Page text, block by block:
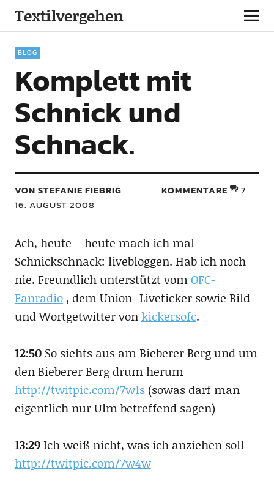
Textilvergehen
BLOG
Komplett mit
Schnick und
Schnack.
VON STEFANIE FIEBRIG
16. AUGUST 2008
KOMMENTARE 7
Ach, heute – heute mach ich mal
Schnickschnack: livebloggen. Hab ich noch
nie. Freundlich unterstützt vom OFC-
Fanradio, dem Union- Liveticker sowie Bild-
und Wortgetwitter von kickersofc.
12:50So siehts aus am Bieberer Berg und um
den Bieberer Berg drum herum
http://twitpic.com/7w1s(sowas darf man
eigentlich nur Ulm betreffend sagen)
13:29Ich weiß nicht, was ich anziehen soll
http://twitpic.com/7w4w